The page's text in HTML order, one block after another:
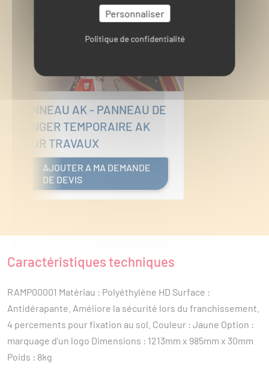
PANNEAU AK - PANNEAU DE
DANGER TEMPORAIRE AK
POUR TRAVAUX
AJOUTER A MA DEMANDE
DE DEVIS
Caractéristiques techniques
RAMP00001 Matériau : Polyéthylène HD Surface :
Antidérapante. Améliore la sécurité lors du franchissement.
4 percements pour fixation au sol. Couleur : Jaune Option :
marquage d'un logo Dimensions : 1213mm x 985mm x 30mm
Poids : 8kg
Personnaliser
Politique de confidentialité